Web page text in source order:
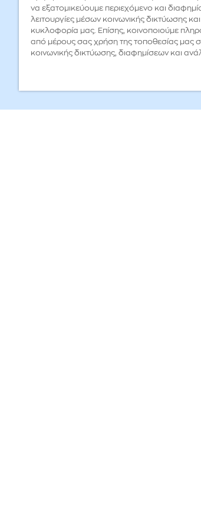
να εξατομικεύουμε περιεχόμενο και
λειτουργίες μέσων κοινωνικής δικτύωσης
κυκλοφορία μας. Επίσης, κοινοποιούμε
από μέρους σας χρήση της τοποθεσίας μας
κοινωνικής δικτύωσης, διαφημίσεων και